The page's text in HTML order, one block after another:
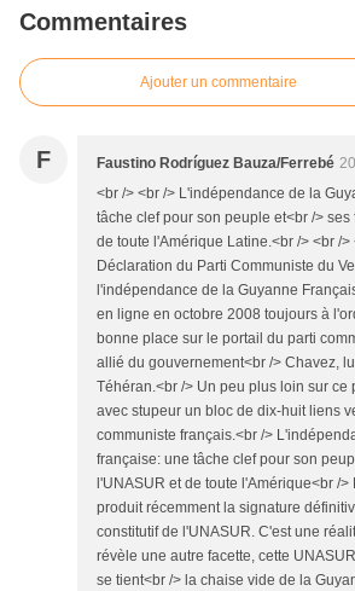
Commentaires
Ajouter un commentaire
F Faustino Rodríguez Bauza/Ferrebé
<br /> <br /> L'indépendance de la
tâche clef pour son peuple et<br />
de toute l'Amérique Latine.<br /> <br />
Déclaration du Parti Communiste du
l'indépendance de la Guyanne
en ligne en octobre 2008 toujours à
bonne place sur le portail du parti
allié du gouvernement<br /> Chavez,
Téhéran.<br /> Un peu plus loin sur ce
avec stupeur un bloc de dix-huit liens
communiste français.<br />
française: une tâche clef pour son
l'UNASUR et de toute l'Amérique<br />
produit récemment la signature
constitutif de l'UNASUR. C'est une
révèle une autre facette, cette
se tient<br /> la chaise vide de la